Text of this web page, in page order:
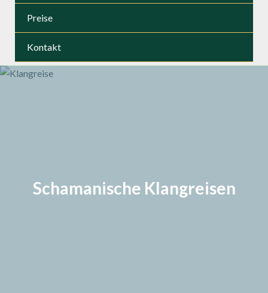
Preise
Kontakt
Schamanische Klangreisen